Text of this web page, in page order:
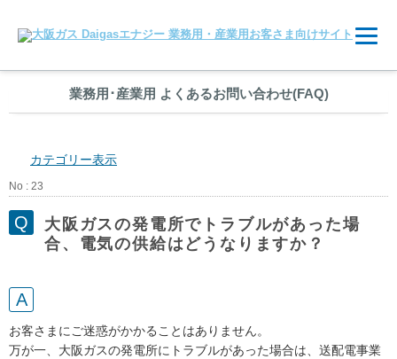
業務用 ･産業用 よくあるお問い合わせ(FAQ)
カテゴリー表示
No : 23
大阪ガスの発電所でトラブルがあった場
合、電気の供給はどうなりますか？
お客さまにご迷惑がかかることはありません。
万が一、大阪ガスの発電所にトラブルがあった場合は、送配電事業